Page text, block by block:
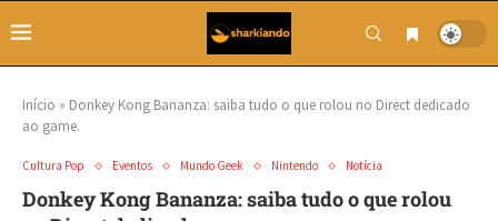
Início » Donkey Kong Bananza: saiba tudo o que rolou no Direct dedicado
ao game.
Cultura Pop Eventos Mundo Geek Nintendo Notícia
Donkey Kong Bananza: saiba tudo o que rolou